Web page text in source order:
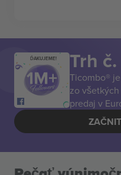
ĎAKUJEME! Trh
Ticombo®
zo
predaj v